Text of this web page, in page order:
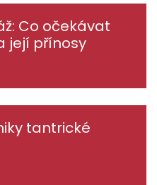
Co očekávat
její přínosy
tantrické